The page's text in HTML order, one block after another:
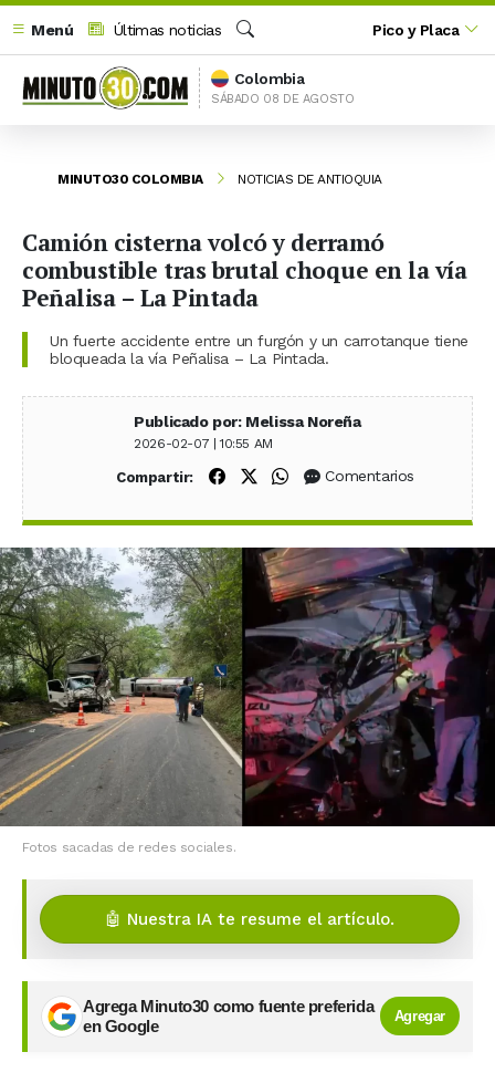
Menú
Últimas noticias
Buscar
Pico y Placa
Colombia
SÁBADO 08 DE AGOSTO
MINUTO30 COLOMBIA NOTICIAS DE ANTIOQUIA
Camión cisterna volcó y derramó
combustible tras brutal choque en la vía
Peñalisa – La Pintada
Un fuerte accidente entre un furgón y un carrotanque tiene
bloqueada la vía Peñalisa – La Pintada.
Publicado por: Melissa Noreña
2026-02-07 | 10:55 AM
Compartir: Compartir en Facebook
Compartir en X (Twitter)
Compartir en WhatsApp
Comentarios
Fotos sacadas de redes sociales.
🤖 Nuestra IA te resume el artículo.
Agrega Minuto30 como fuente preferida
en Google
Agregar